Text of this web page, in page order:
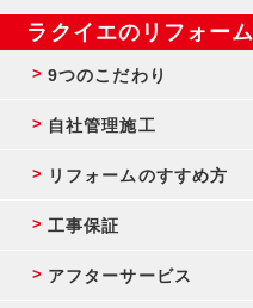
ラクイエのリフォーム
9つのこだわり
自社管理施工
リフォームのすすめ方
工事保証
アフターサービス